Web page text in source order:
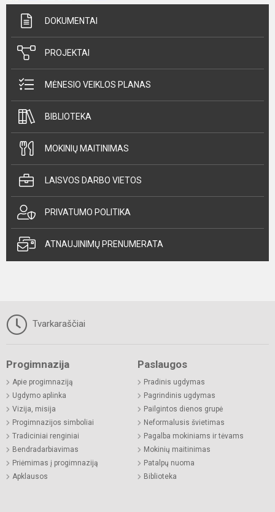
DOKUMENTAI
PROJEKTAI
MĖNESIO VEIKLOS PLANAS
BIBLIOTEKA
MOKINIŲ MAITINIMAS
LAISVOS DARBO VIETOS
PRIVATUMO POLITIKA
ATNAUJINIMŲ PRENUMERATA
Tvarkaraščiai
Progimnazija
Apie progimnaziją
Ugdymo aplinka
Vizija, misija
Progimnazijos simboliai
Tradiciniai renginiai
Bendradarbiavimas
Priėmimas į progimnaziją
Apklausos
Paslaugos
Pradinis ugdymas
Pagrindinis ugdymas
Pailgintos dienos grupė
Neformalusis švietimas
Pagalba mokiniams ir tėvams
Mokinių maitinimas
Patalpų nuoma
Biblioteka